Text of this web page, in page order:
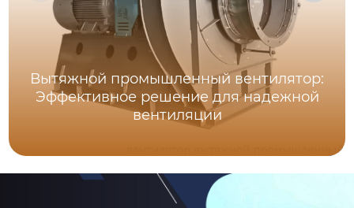
Вытяжной промышленный вентилятор:
Эффективное решение для надежной
вентиляции